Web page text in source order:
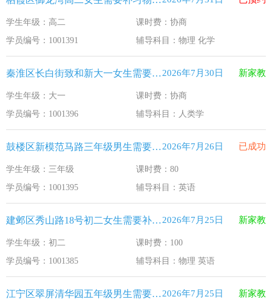
教育部关于做好2026年普通高校招生工作的通知 [教学(
江苏33个！教育部最新认定2025年第一批义务教育优质均
2025年12月江苏教育考试月历 2025-12-1
学生年级：高二
课时费：协商
学员编号：1001391
辅导科目：物理 化学
秦淮区长白街致和新大一女生需要补习人类学2026年7月30日 新家教
学生年级：大一
课时费：协商
学员编号：1001396
辅导科目：人类学
鼓楼区新模范马路三年级男生需要补习英语2026年7月26日 已成功
学生年级：三年级
课时费：80
学员编号：1001395
辅导科目：英语
建邺区秀山路18号初二女生需要补习物理 英语2026年7月25日 新家教
学生年级：初二
课时费：100
学员编号：1001385
辅导科目：物理 英语
江宁区翠屏清华园五年级男生需要补习新概念英语2026年7月25日 新家教